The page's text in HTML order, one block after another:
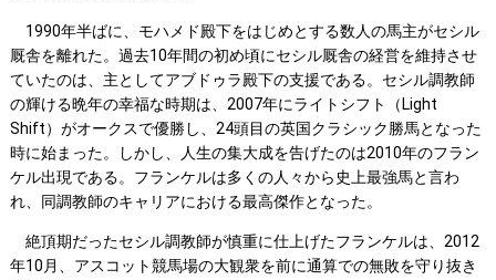
1990年半ばに、モハメド殿下をはじめとする数人の馬主がセシル
厩舎を離れた。過去10年間の初め頃にセシル厩舎の経営を維持させ
ていたのは、主としてアブドゥラ殿下の支援である。セシル調教師
の輝ける晩年の幸福な時期は、2007年にライトシフト（Light
Shift）がオークスで優勝し、24頭目の英国クラシック勝馬となった
時に始まった。しかし、人生の集大成を告げたのは2010年のフラン
ケル出現である。フランケルは多くの人々から史上最強馬と言わ
れ、同調教師のキャリアにおける最高傑作となった。
絶頂期だったセシル調教師が慎重に仕上げたフランケルは、2012
年10月、アスコット競馬場の大観衆を前に通算での無敗を守り抜き